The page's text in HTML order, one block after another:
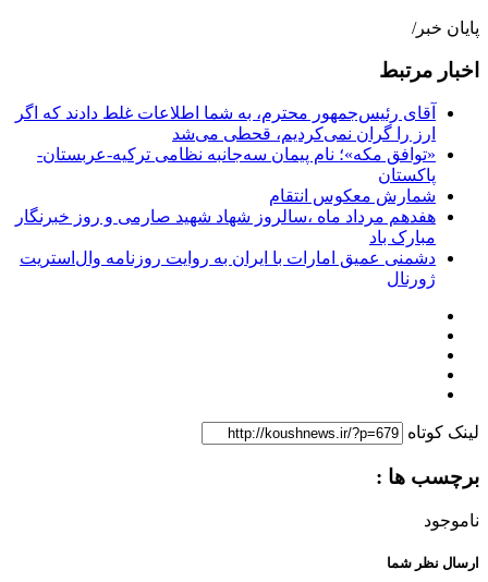
پایان خبر/
اخبار مرتبط
آقای رئیس‌جمهور محترم، به شما اطلاعات غلط دادند که اگر
ارز را گران نمی‌کردیم، قحطی می‌شد
«توافق مکه»؛ نام پیمان سه‌جانبه نظامی ترکیه-عربستان-
پاکستان
شمارش معکوس انتقام
هفدهم مرداد ماه ،سالروز شهاد شهید صارمی و روز خبرنگار
مبارک باد
دشمنی عمیق امارات با ایران به روایت روزنامه وال‌استریت
ژورنال
لینک کوتاه
برچسب ها :
ناموجود
ارسال نظر شما